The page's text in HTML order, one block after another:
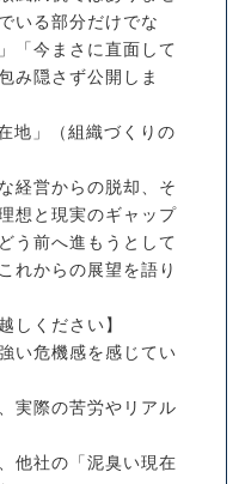
いる部分だけでな
「今まさに直面して
み隠さず公開しま
地」（組織づくりの
経営からの脱却、そ
想と現実のギャップ
う前へ進もうとして
れからの展望を語り
しください】
い危機感を感じてい
実際の苦労やリアル
他社の「泥臭い現在